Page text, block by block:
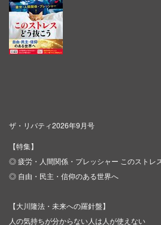
ザ・リバティ2026年9月号
【特集】
◎ 疲労・人間関係・プレッシャー このストレ
◎ 自由・民主・信仰のある世界へ
【大川隆法・未来への羅針盤】
人の気持ちが分からない人は人が使えない